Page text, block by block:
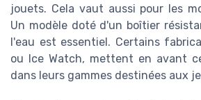
jouets. Cela vaut aussi pour les
Un modèle doté d'un boîtier
l'eau est essentiel. Certains
ou Ice Watch, mettent en avant
dans leurs gammes destinées aux